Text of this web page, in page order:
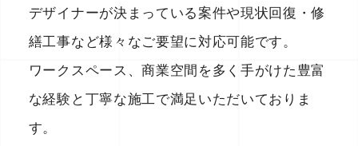
デザイナーが決まっている案件や現状回復・修
繕工事など様々なご要望に対応可能です。
ワークスペース、商業空間を多く手がけた豊富
な経験と丁寧な施工で満足いただいておりま
す。